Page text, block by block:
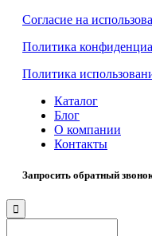
Согласие на
Политика
Политика
Каталог
Блог
О компании
Контакты
Запросить обратный
